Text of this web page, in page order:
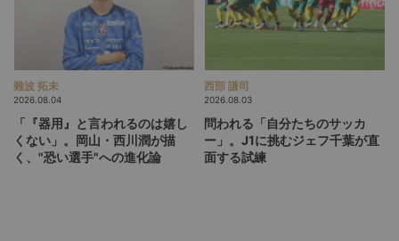
難波 拓未
2026.08.04
「『器用』と言われるのは嬉し
くない」。岡山・西川潤が描
く、"恐い選手"への進化論
西部 謙司
2026.08.03
問われる「自分たちのサッカ
ー」。J1に挑むジェフ千葉が直
面する試練